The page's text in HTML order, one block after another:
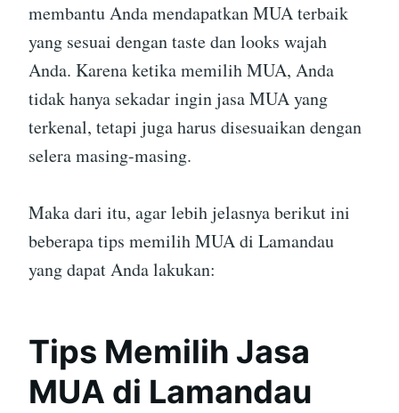
membantu Anda mendapatkan MUA terbaik
yang sesuai dengan taste dan looks wajah
Anda. Karena ketika memilih MUA, Anda
tidak hanya sekadar ingin jasa MUA yang
terkenal, tetapi juga harus disesuaikan dengan
selera masing-masing.
Maka dari itu, agar lebih jelasnya berikut ini
beberapa tips memilih MUA di Lamandau
yang dapat Anda lakukan:
Tips Memilih Jasa
MUA di Lamandau